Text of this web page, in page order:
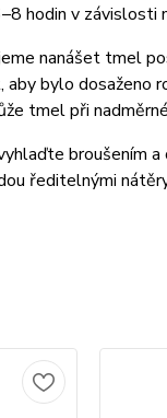
hodin v závislosti
nanášet tmel
bylo dosaženo
tmel při
broušením
ředitelnými